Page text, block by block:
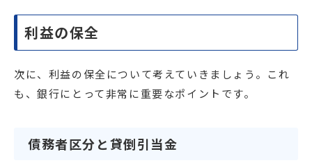
利益の保全
次に、利益の保全について考えていきましょう。これ
も、銀行にとって非常に重要なポイントです。
債務者区分と貸倒引当金